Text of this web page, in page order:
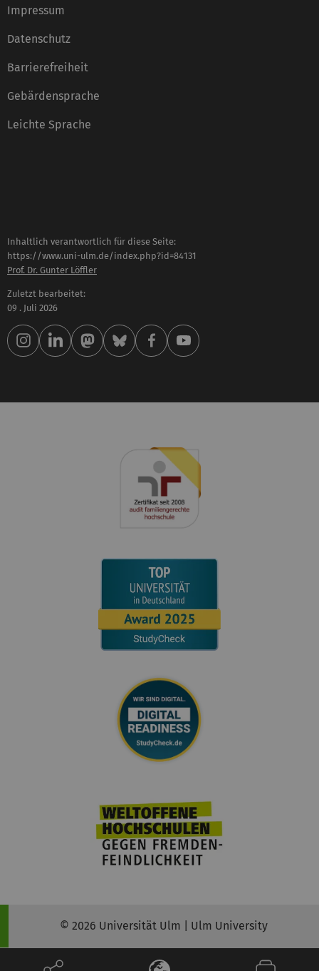
Impressum
Datenschutz
Barrierefreiheit
Gebärdensprache
Leichte Sprache
Inhaltlich verantwortlich für diese Seite:
https://www.uni-ulm.de/index.php?id=84131
Prof. Dr. Gunter Löffler
Zuletzt bearbeitet:
09 . Juli 2026
© 2026 Universität Ulm | Ulm University